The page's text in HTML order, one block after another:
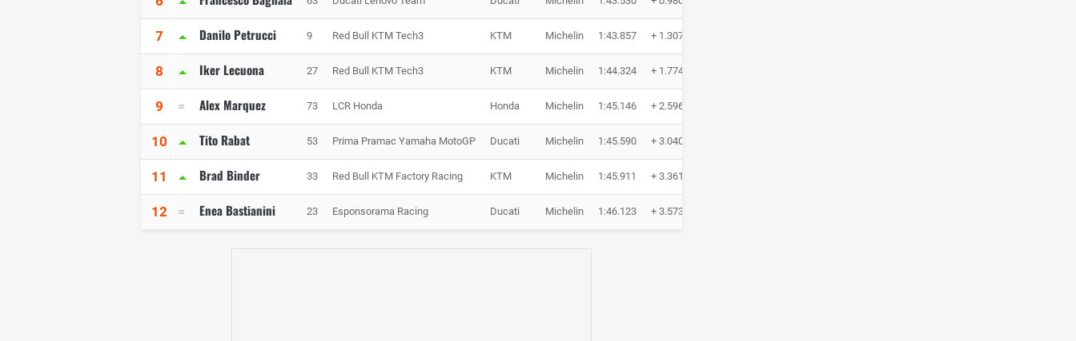
7 Danilo Petrucci 9 Red Bull KTM Tech3 KTM Michelin 1:43.857 + 1.307
8 Iker Lecuona 27 Red Bull KTM Tech3 KTM Michelin 1:44.324 + 1.774
9 Alex Marquez 73 LCR Honda Honda Michelin 1:45.146 + 2.596
10 Tito Rabat 53 Prima Pramac Yamaha MotoGP Ducati Michelin 1:45.590 + 3.040
11 Brad Binder 33 Red Bull KTM Factory Racing KTM Michelin 1:45.911 + 3.361
12 Enea Bastianini 23 Esponsorama Racing Ducati Michelin 1:46.123 + 3.573